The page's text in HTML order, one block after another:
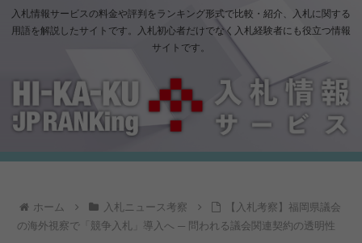
入札情報サービスの料金や評判をランキング形式で比較・紹介、入札に関する
用語を解説したサイトです。入札初心者だけでなく入札経験者にも役立つ情報
サイトです。
ホーム 入札ニュース考察
【入札考察】福岡県議会
の海外視察で「競争入札」導入へ ─ 問われる議会関連契約の透明性